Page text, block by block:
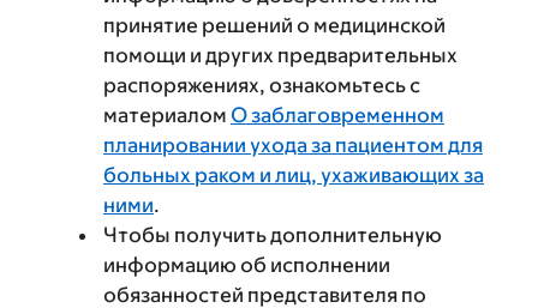
принятие решений о медицинской
помощи и других предварительных
распоряжениях, ознакомьтесь с
материалом О заблаговременном
планировании ухода за пациентом для
больных раком и лиц, ухаживающих за
ними.
Чтобы получить дополнительную
информацию об исполнении
обязанностей представителя по